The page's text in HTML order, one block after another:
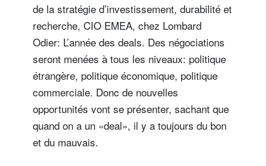
de la stratégie d’investissement, durabilité et
recherche, CIO EMEA, chez Lombard
Odier: L’année des deals. Des négociations
seront menées à tous les niveaux: politique
étrangère, politique économique, politique
commerciale. Donc de nouvelles
opportunités vont se présenter, sachant que
quand on a un «deal», il y a toujours du bon
et du mauvais.